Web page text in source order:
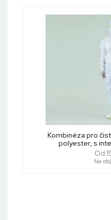
Kombinéza pro
polyester, s
Od
Na